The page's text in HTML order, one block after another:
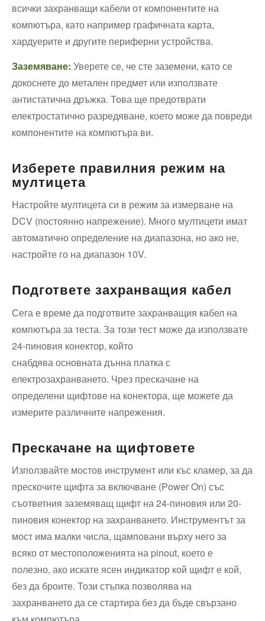
всички захранващи кабели от компонентите на
компютъра, като например графичната карта,
хардуерите и другите периферни устройства.
Заземяване: Уверете се, че сте заземени, като се
докоснете до метален предмет или използвате
антистатична дръжка. Това ще предотврати
електростатично разредяване, което може да повреди
компонентите на компютъра ви.
Изберете правилния режим на
мултицета
Настройте мултицета си в режим за измерване на
DCV (постоянно напрежение). Много мултицети имат
автоматично определение на диапазона, но ако не,
настройте го на диапазон 10V.
Подгответе захранващия кабел
Сега е време да подготвите захранващия кабел на
компютъра за теста. За този тест може да използвате
24-пиновия конектор, който
снабдява основната дънна платка с
електрозахранването. Чрез прескачане на
определени щифтове на конектора, ще можете да
измерите различните напрежения.
Прескачане на щифтовете
Използвайте мостов инструмент или къс кламер, за да
прескочите щифта за включване (Power On) със
съответния заземяващ щифт на 24-пиновия или 20-
пиновия конектор на захранването. Инструментът за
мост има малки числа, щамповани върху него за
всяко от местоположенията на pinout, което е
полезно, ако искате ясен индикатор кой щифт е кой,
без да броите. Този стъпка позволява на
захранването да се стартира без да бъде свързано